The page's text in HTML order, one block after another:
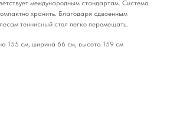
международным стандартам. Система
хранить. Благодаря сдвоенным
теннисный стол легко перемещать.
155 см, ширина 66 см, высота 159 см